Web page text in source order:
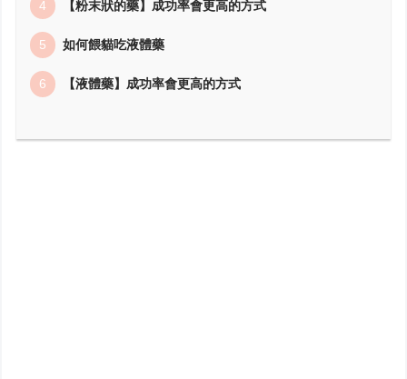
【粉末狀的藥】成功率會更高的方式
如何餵貓吃液體藥
【液體藥】成功率會更高的方式